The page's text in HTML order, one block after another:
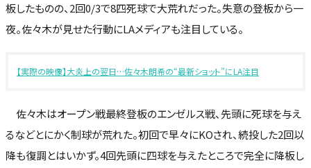
板したものの、2回0/3で8四死球で大荒れだった。失意の登板から一
夜。佐々木が見せた行動にLAメディアも注目している。
【実際の映像】大炎上の翌日…佐々木朗希の“最新ショット”にLA注目
佐々木はオープン戦最終登板のエンゼルス戦、先頭に死球を与え
るなどとにかく制球が荒れた。初回で早々にKOされ、続投した2回以
降も復調とはいかず。4回先頭に四球を与えたところで完全に降板し